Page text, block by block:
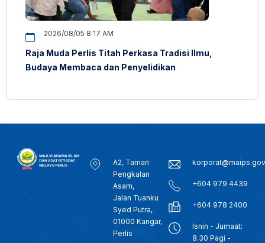
2026/08/05 8:17 AM
Raja Muda Perlis Titah Perkasa Tradisi Ilmu,
Budaya Membaca dan Penyelidikan
A2, Taman
Pengkalan
Asam,
Jalan Tuanku
Syed Putra,
01000 Kangar,
Perlis
+604 979 4439
+604 978 2400
Isnin - Jumaat:
8.30 Pagi -